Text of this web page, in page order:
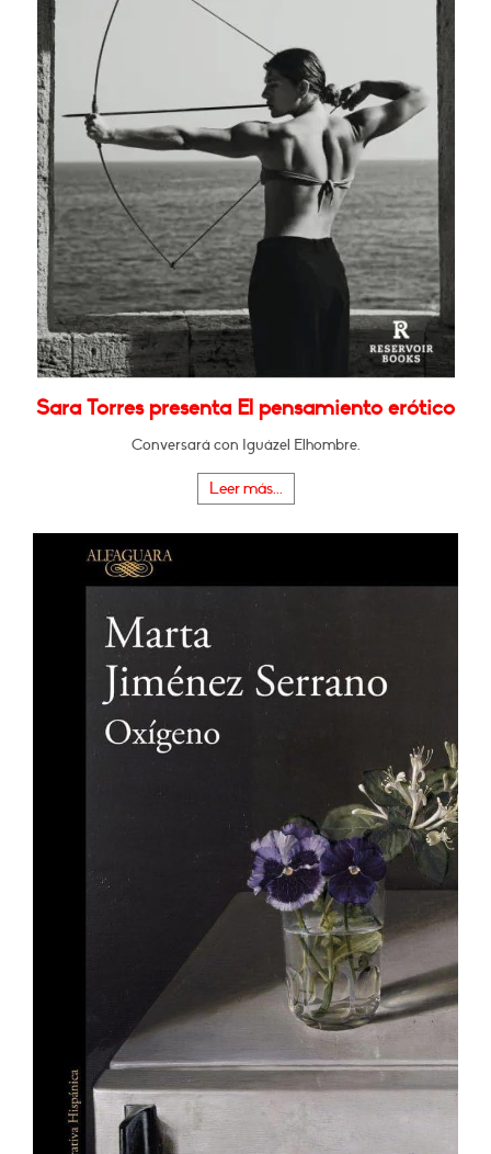
Sara Torres presenta El pensamiento erótico
Conversará con Iguázel Elhombre.
Leer más...